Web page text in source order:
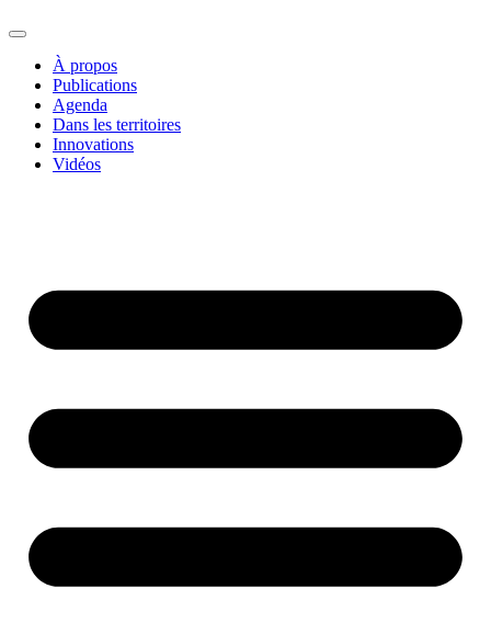
À propos
Publications
Agenda
Dans les territoires
Innovations
Vidéos